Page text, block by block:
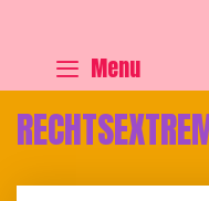
Menu